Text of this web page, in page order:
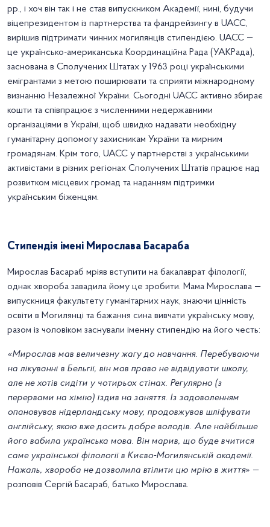
рр., і хоч він так і не став випускником Академії, нині, будучи
віцепрезидентом із партнерства та фандрейзингу в UACC,
вирішив підтримати чинних могилянців стипендією. UACC —
це українсько-американська Координаційна Рада (УАКРада),
заснована в Сполучених Штатах у 1963 році українськими
емігрантами з метою поширювати та сприяти міжнародному
визнанню Незалежної України. Сьогодні UACC активно збирає
кошти та співпрацює з численними недержавними
організаціями в Україні, щоб швидко надавати необхідну
гуманітарну допомогу захисникам України та мирним
громадянам. Крім того, UACC у партнерстві з українськими
активістами в різних регіонах Сполучених Штатів працює над
розвитком місцевих громад та наданням підтримки
українським біженцям.
Стипендія імені Мирослава Басараба
Мирослав Басараб мріяв вступити на бакалаврат філології,
однак хвороба завадила йому це зробити. Мама Мирослава —
випускниця факультету гуманітарних наук, знаючи цінність
освіти в Могилянці та бажання сина вивчати українську мову,
разом із чоловіком заснували іменну стипендію на його честь:
«Мирослав мав величезну жагу до навчання. Перебуваючи
на лікуванні в Бельгії, він мав право не відвідувати школу,
але не хотів сидіти у чотирьох стінах. Регулярно (з
перервами на хімію) їздив на заняття. Із задоволенням
опановував нідерландську мову, продовжував шліфувати
англійську, якою вже досить добре володів. Але найбільше
його вабила українська мова. Він марив, що буде вчитися
саме української філології в Києво-Могилянській академії.
Нажаль, хвороба не дозволила втілити цю мрію в життя» —
розповів Сергій Басараб, батько Мирослава.